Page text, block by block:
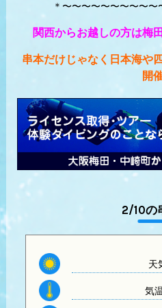
＊〜〜〜〜〜〜〜〜〜〜
関西からお越しの方は梅
串本だけじゃなく日本海や
開
2/10の
気